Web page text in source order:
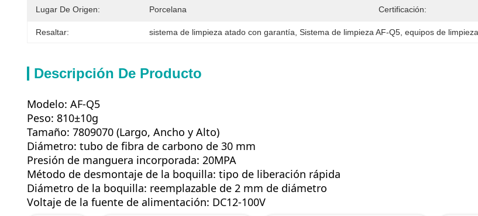
Lugar De Origen: Porcelana Certificación:
Resaltar: sistema de limpieza atado con garantía Sistema de limpieza AF-Q5 equipos de
Descripción De Producto
Modelo: AF-Q5
Peso: 810±10g
Tamaño: 7809070 (Largo, Ancho y Alto)
Diámetro: tubo de fibra de carbono de 30 mm
Presión de manguera incorporada: 20MPA
Método de desmontaje de la boquilla: tipo de liberación rápida
Diámetro de la boquilla: reemplazable de 2 mm de diámetro
Voltaje de la fuente de alimentación: DC12-100V